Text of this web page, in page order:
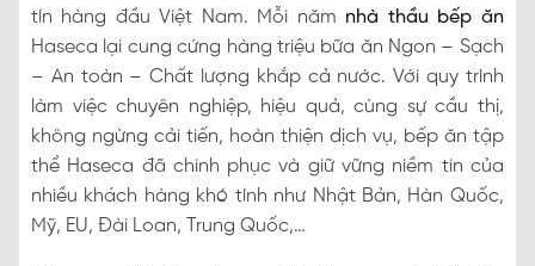
tín hàng đầu Việt Nam. Mỗi năm nhà thầu bếp ăn
Haseca lại cung cứng hàng triệu bữa ăn Ngon – Sạch
– An toàn – Chất lượng khắp cả nước. Với quy trình
làm việc chuyên nghiệp, hiệu quả, cùng sự cầu thị,
không ngừng cải tiến, hoàn thiện dịch vụ, bếp ăn tập
thể Haseca đã chinh phục và giữ vững niềm tin của
nhiều khách hàng khó tính như Nhật Bản, Hàn Quốc,
Mỹ, EU, Đài Loan, Trung Quốc,…